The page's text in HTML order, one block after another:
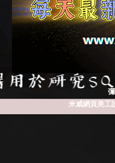
米威網頁美工